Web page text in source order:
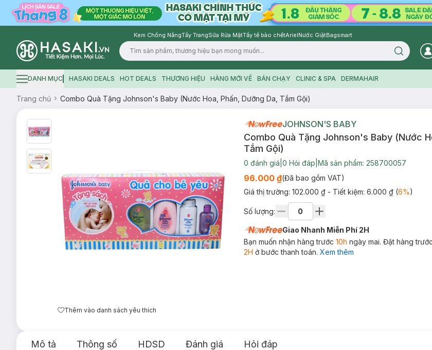
Kem Chống NắngTẩy TrangSữa Rửa MặtTẩy tế bào chếtArielNước GiặtBagsmart
Logo
Search
Hamburger icon
DANH MỤC HASAKI DEALS HOT DEALS THƯƠNG HIỆU HÀNG MỚI VỀ BÁN CHẠY CLINIC & SPA DERMAHAIR
Trang chủ Combo Quà Tặng Johnson's Baby (Nước Hoa, Phấn, Dưỡng Da, Tắm Gội)
Thêm vào danh sách yêu thích
JOHNSON'S BABY
Combo Quà Tặng Johnson's Baby (Nước
Tắm Gội)
0 đánh giá 0 Hỏi đáp Mã sản phẩm: 258700057
96.000 ₫(Đã bao gồm VAT)
Giá thị trường: 102.000 ₫ - Tiết kiệm: 6.000 ₫(6%)
Số lượng:
Giao Nhanh Miễn Phí 2H
Bạn muốn nhận hàng trước 10h ngày mai. Đặt hàng trước
2H ở bước thanh toán. Xem thêm
Mô tả Thông số HDSD Đánh giá Hỏi đáp